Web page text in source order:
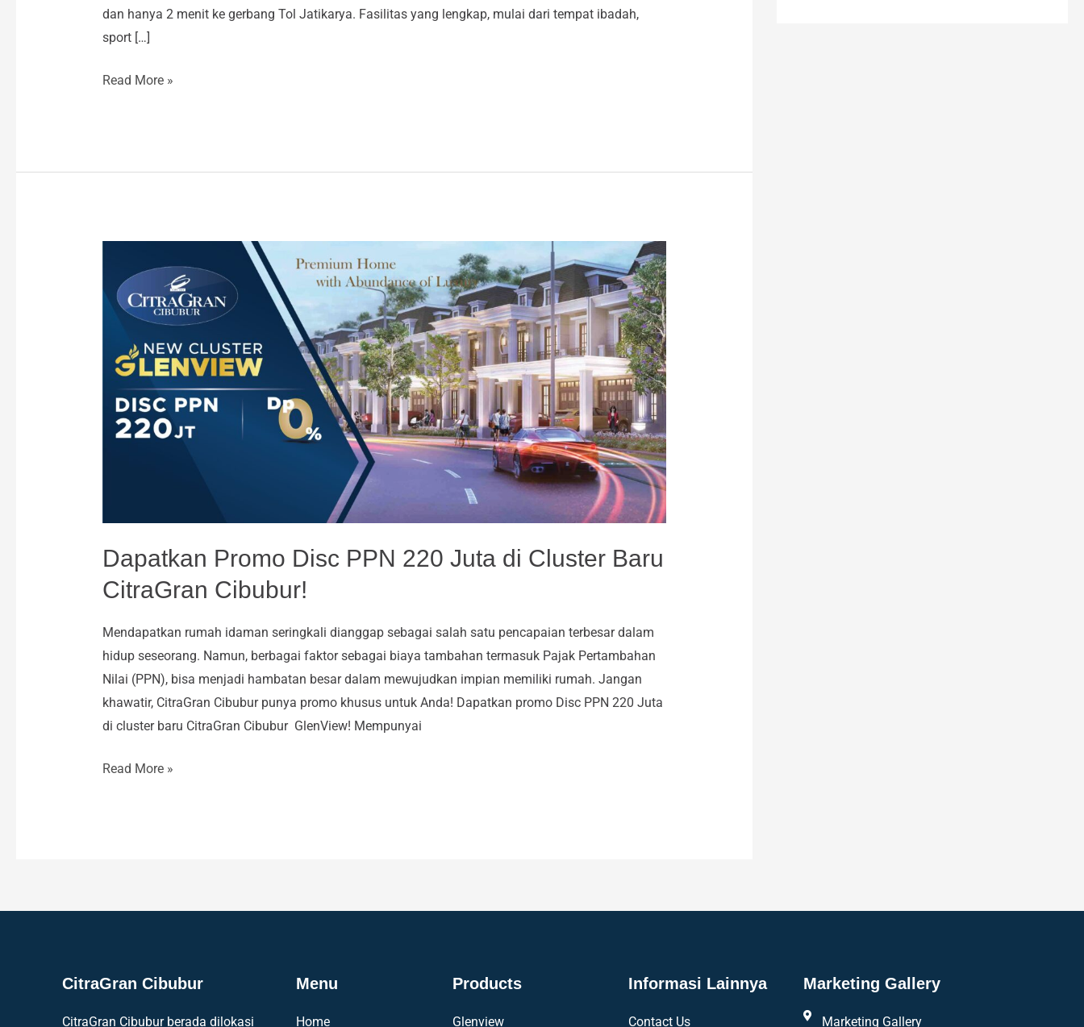
dan hanya 2 menit ke gerbang Tol Jatikarya. Fasilitas yang lengkap, mulai dari tempat ibadah,
sport […]
Read More »
Dapatkan Promo Disc PPN 220 Juta di Cluster Baru
CitraGran Cibubur!
Mendapatkan rumah idaman seringkali dianggap sebagai salah satu pencapaian terbesar dalam
hidup seseorang. Namun, berbagai faktor sebagai biaya tambahan termasuk Pajak Pertambahan
Nilai (PPN), bisa menjadi hambatan besar dalam mewujudkan impian memiliki rumah. Jangan
khawatir, CitraGran Cibubur punya promo khusus untuk Anda! Dapatkan promo Disc PPN 220 Juta
di cluster baru CitraGran Cibubur GlenView! Mempunyai
Promo
Disc
Juta
Cluster
Baru
Read More »
CitraGran Cibubur
CitraGran Cibubur berada dilokasi
Menu
Home
Products
Glenview
Informasi Lainnya
Contact Us
Marketing Gallery
Marketing Gallery